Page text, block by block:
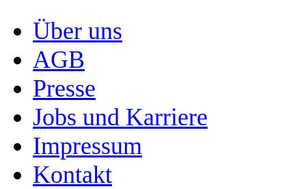
Über uns
AGB
Presse
Jobs und Karriere
Impressum
Kontakt